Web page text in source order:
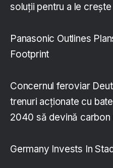
soluții pentru a le
Panasonic Outlines
Footprint
Concernul feroviar
trenuri acționate cu
2040 să devină carbon
Germany Invests In